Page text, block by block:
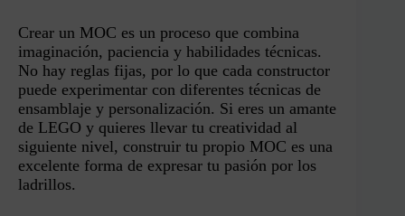
Crear un MOC es un proceso que combina
imaginación, paciencia y habilidades técnicas.
No hay reglas fijas, por lo que cada constructor
puede experimentar con diferentes técnicas de
ensamblaje y personalización. Si eres un amante
de LEGO y quieres llevar tu creatividad al
siguiente nivel, construir tu propio MOC es una
excelente forma de expresar tu pasión por los
ladrillos.